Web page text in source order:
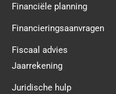
Financiële planning
Financieringsaanvragen
Fiscaal advies
Jaarrekening
Juridische hulp